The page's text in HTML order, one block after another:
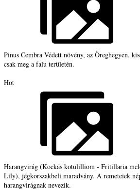
Pinus Cembra Védett növény, az Öreghegyen,
csak meg a falu területén.
Hot
Harangvirág (Kockás kotulilliom - Fritillaria
Lily), jégkorszakbeli maradvány. A remeteiek
harangvirágnak nevezik.